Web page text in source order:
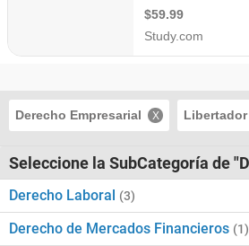
Derecho Empresarial Libertador
Seleccione la SubCategoría de
Derecho Laboral (3)
Derecho de Mercados Financieros (1)